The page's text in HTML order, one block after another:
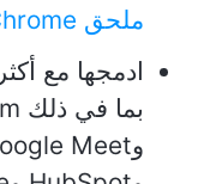
ملحق Chrome